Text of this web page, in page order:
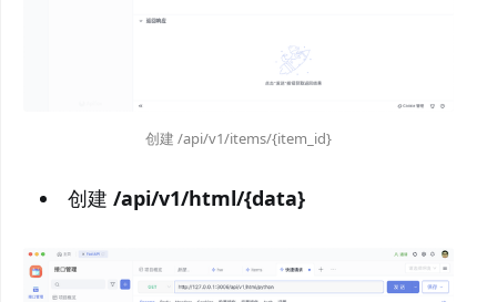
创建 /api/v1/items/{item_id}
创建 /api/v1/html/{data}